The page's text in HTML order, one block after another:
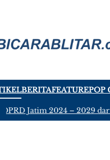
BERITAFEATUREPOP
Jatim 2024 – 2029 dari